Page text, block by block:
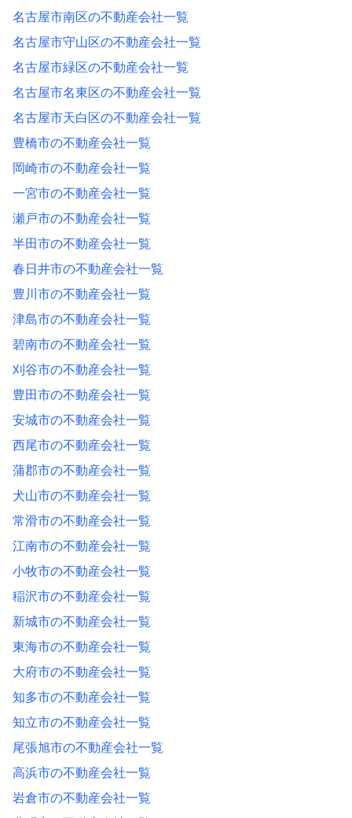
名古屋市南区の不動産会社一覧
名古屋市守山区の不動産会社一覧
名古屋市緑区の不動産会社一覧
名古屋市名東区の不動産会社一覧
名古屋市天白区の不動産会社一覧
豊橋市の不動産会社一覧
岡崎市の不動産会社一覧
一宮市の不動産会社一覧
瀬戸市の不動産会社一覧
半田市の不動産会社一覧
春日井市の不動産会社一覧
豊川市の不動産会社一覧
津島市の不動産会社一覧
碧南市の不動産会社一覧
刈谷市の不動産会社一覧
豊田市の不動産会社一覧
安城市の不動産会社一覧
西尾市の不動産会社一覧
蒲郡市の不動産会社一覧
犬山市の不動産会社一覧
常滑市の不動産会社一覧
江南市の不動産会社一覧
小牧市の不動産会社一覧
稲沢市の不動産会社一覧
新城市の不動産会社一覧
東海市の不動産会社一覧
大府市の不動産会社一覧
知多市の不動産会社一覧
知立市の不動産会社一覧
尾張旭市の不動産会社一覧
高浜市の不動産会社一覧
岩倉市の不動産会社一覧